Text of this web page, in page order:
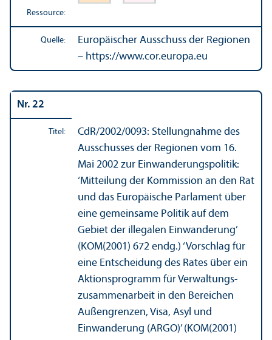
Ressource:
Quelle:
Europäischer Ausschuss der Regionen
– https://www.cor.europa.eu
Nr. 22
Titel: CdR/2002/0093: Stellungnahme des
Ausschusses der Regionen vom 16.
Mai 2002 zur Einwanderungs­politik:
‘Mitteilung der Kommission an den Rat
und das Europäische Parlament über
eine gemeinsame Politik auf dem
Gebiet der illegalen Einwanderung’
(KOM(2001) 672 endg.) ‘Vorschlag für
eine Entscheidung des Rates über ein
Aktions­programm für Verwaltungs­
zusammenarbeit in den Bereichen
Außen­grenzen, Visa, Asyl und
Einwanderung (ARGO)’ (KOM(2001)